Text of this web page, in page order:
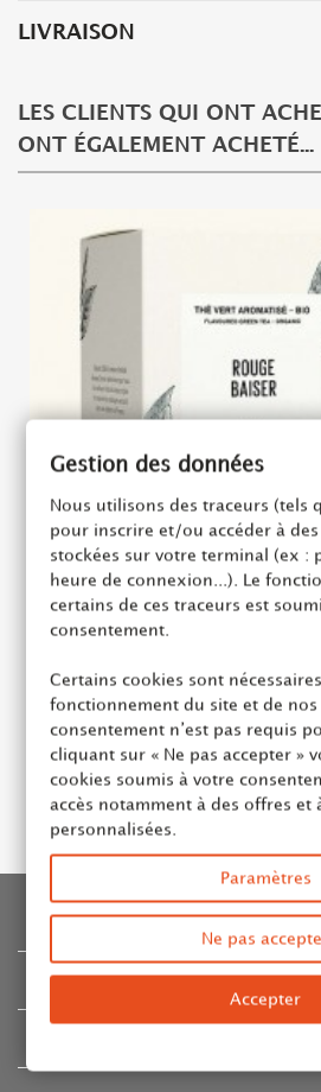
LIVRAISON
LES CLIENTS QUI ONT
ONT ÉGALEMENT ACHETÉ...
ROUGE BAISER - THÉ VERT
GEORGE CANNON -
Ajouter au
Gestion des données
Nous utilisons des traceurs (tels
pour inscrire et/ou accéder à
stockées sur votre terminal (ex :
heure de connexion...). Le
certains de ces traceurs est
consentement.
Certains cookies sont
fonctionnement du site et de nos
consentement n’est pas requis
cliquant sur « Ne pas accepter »
cookies soumis à votre
accès notamment à des offres et
personnalisées.
Paramètres
Ne pas
Accepter